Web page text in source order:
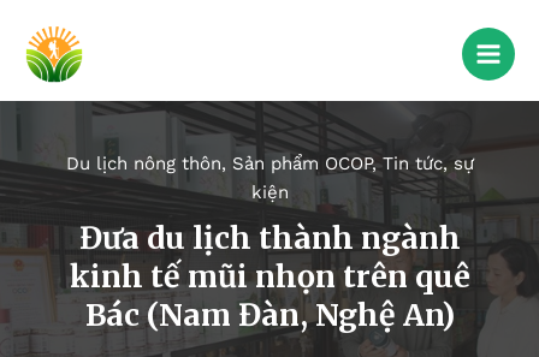
Du lịch nông thôn, Sản phẩm OCOP,Tin tức, sự
kiện
Đưa du lịch thành ngành
kinh tế mũi nhọn trên quê
Bác (Nam Đàn, Nghệ An)